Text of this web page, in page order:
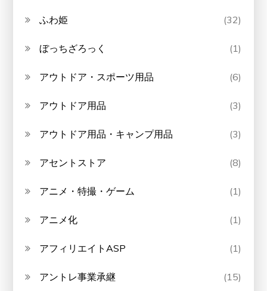
ふわ姫 (32)
ぼっちざろっく (1)
アウトドア・スポーツ用品 (6)
アウトドア用品 (3)
アウトドア用品・キャンプ用品 (3)
アセントストア (8)
アニメ・特撮・ゲーム (1)
アニメ化 (1)
アフィリエイトASP (1)
アントレ事業承継 (15)